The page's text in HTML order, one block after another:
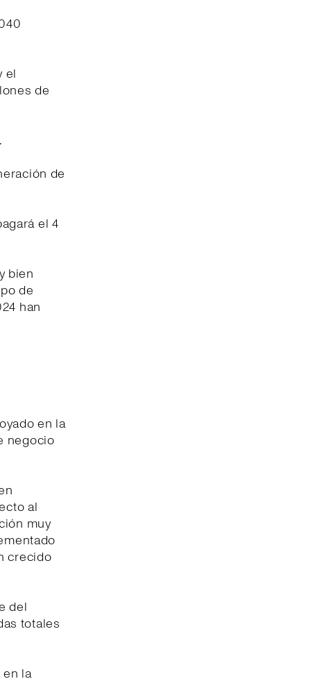
el
de
de
el 4
bien
de
han
en la
negocio
al
muy
crecido
del
totales
en la